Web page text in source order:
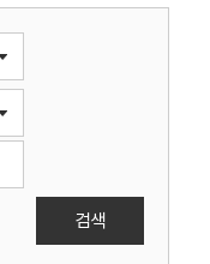
검색